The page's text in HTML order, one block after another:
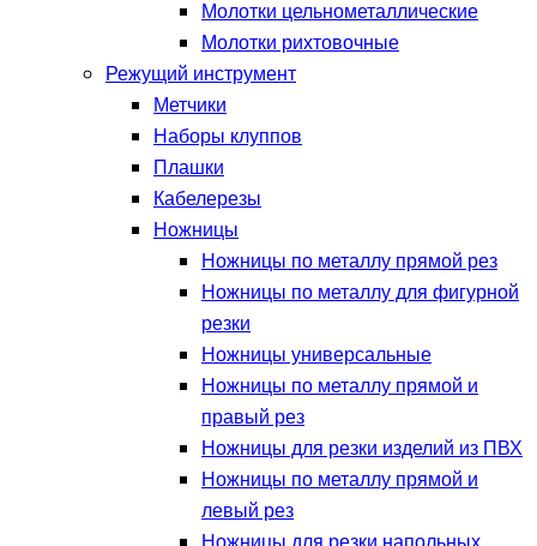
Молотки цельнометаллические
Молотки рихтовочные
Режущий инструмент
Метчики
Наборы клуппов
Плашки
Кабелерезы
Ножницы
Ножницы по металлу прямой рез
Ножницы по металлу для фигурной
резки
Ножницы универсальные
Ножницы по металлу прямой и
правый рез
Ножницы для резки изделий из ПВХ
Ножницы по металлу прямой и
левый рез